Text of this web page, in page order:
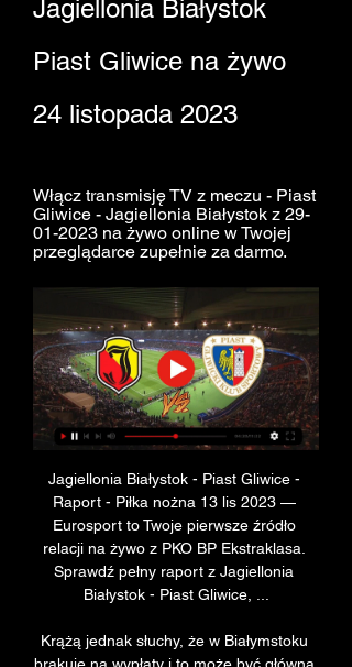
Jagiellonia Białystok
Piast Gliwice na żywo
24 listopada 2023
Włącz transmisję TV z meczu - Piast
Gliwice - Jagiellonia Białystok z 29-
01-2023 na żywo online w Twojej
przeglądarce zupełnie za darmo.
Jagiellonia Białystok - Piast Gliwice -
Raport - Piłka nożna 13 lis 2023 —
Eurosport to Twoje pierwsze źródło
relacji na żywo z PKO BP Ekstraklasa.
Sprawdź pełny raport z Jagiellonia
Białystok - Piast Gliwice, ...
Krążą jednak słuchy, że w Białymstoku